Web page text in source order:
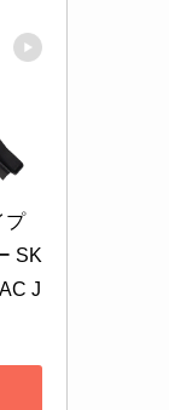
プ
SK
J